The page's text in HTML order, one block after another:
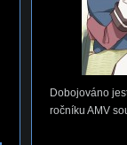
Dobojováno
ročníku AMV